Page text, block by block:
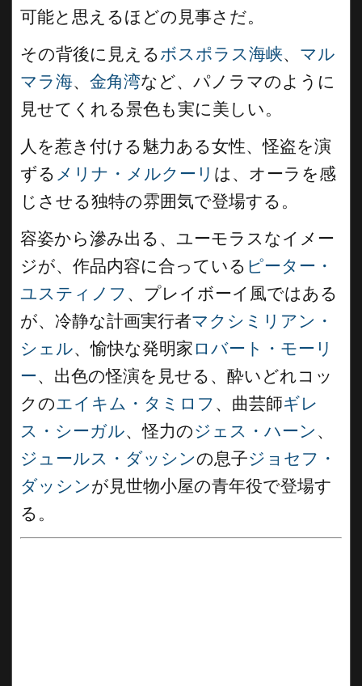
可能と思えるほどの見事さだ。
その背後に見えるボスポラス海峡、 マル
マラ海、 金角湾など、パノラマのように
見せてくれる景色も実に美しい。
人を惹き付ける魅力ある女性、怪盗を演
ずる メリナ・メルクーリ は、オーラを感
じさせる独特の雰囲気で登場する。
容姿から滲み出る、ユーモラスなイメー
ジが、作品内容に合っている ピーター・
ユスティノフ 、プレイボーイ風ではある
が、冷静な計画実行者マクシミリアン・
シェル、愉快な発明家 ロバート・モーリ
ー、出色の怪演を見せる、酔いどれコッ
クのエイキム・タミロフ 、曲芸師ギレ
ス・シーガル、怪力のジェス・ハーン 、
ジュールス・ダッシンの息子ジョセフ・
ダッシンが見世物小屋の青年役で登場す
る。